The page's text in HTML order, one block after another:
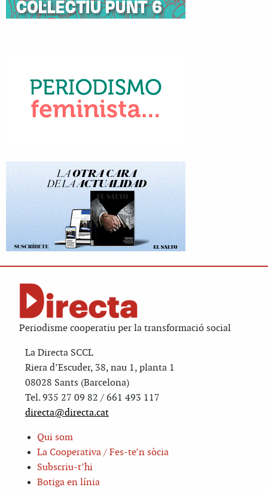
Periodisme cooperatiu per la transformació social
La Directa SCCL
Riera d’Escuder, 38, nau 1, planta 1
08028 Sants (Barcelona)
Tel. 935 27 09 82 / 661 493 117
directa@directa.cat
Qui som
La Cooperativa / Fes-te’n sòcia
Subscriu-t’hi
Botiga en línia